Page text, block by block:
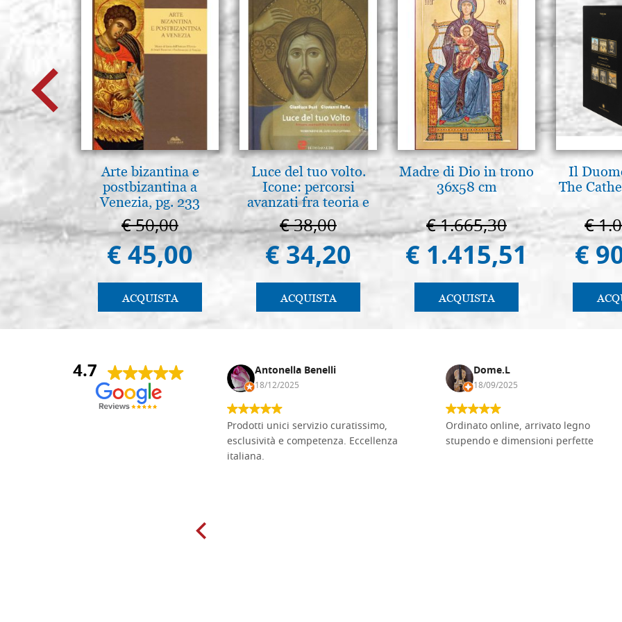
Arte bizantina e
postbizantina a
Venezia, pg. 233
€ 50,00
€ 45,00
ACQUISTA
Luce del tuo volto.
Icone: percorsi
avanzati fra teoria e
pratica. pg. 430
€ 38,00
€ 34,20
ACQUISTA
Madre di Dio in trono
36x58 cm
€ 1.665,30
€ 1.415,51
ACQUISTA
Il
The
€
€
4.7
Andrea Monguzzi Antonella Benelli
18/12/2025
Prodotti unici servizio curatissimo,
esclusività e competenza. Eccellenza
italiana.
Dome.L
18/09/2025
Ordinato online, arrivato legno
stupendo e dimensioni perfette